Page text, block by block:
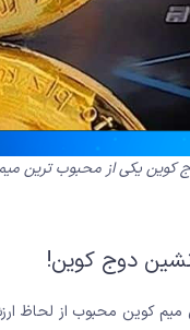
کوین یکی از محبوب ترین
میم کوین محبوب از لحاظ